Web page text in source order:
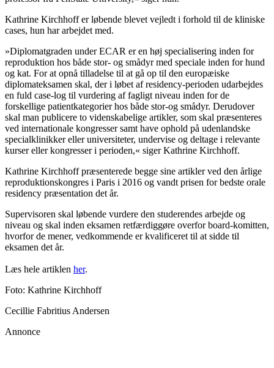
Kathrine Kirchhoff er løbende blevet vejledt i forhold til de kliniske
cases, hun har arbejdet med.
»Diplomatgraden under ECAR er en høj specialisering inden for
reproduktion hos både stor- og smådyr med speciale inden for hund
og kat. For at opnå tilladelse til at gå op til den europæiske
diplomateksamen skal, der i løbet af residency-perioden udarbejdes
en fuld case-log til vurdering af fagligt niveau inden for de
forskellige patientkategorier hos både stor-og smådyr. Derudover
skal man publicere to videnskabelige artikler, som skal præsenteres
ved internationale kongresser samt have ophold på udenlandske
specialklinikker eller universiteter, undervise og deltage i relevante
kurser eller kongresser i perioden,« siger Kathrine Kirchhoff.
Kathrine Kirchhoff præsenterede begge sine artikler ved den årlige
reproduktionskongres i Paris i 2016 og vandt prisen for bedste orale
residency præsentation det år.
Supervisoren skal løbende vurdere den studerendes arbejde og
niveau og skal inden eksamen retfærdiggøre overfor board-komitten,
hvorfor de mener, vedkommende er kvalificeret til at sidde til
eksamen det år.
Læs hele artiklen her.
Foto: Kathrine Kirchhoff
Cecillie Fabritius Andersen
Annonce